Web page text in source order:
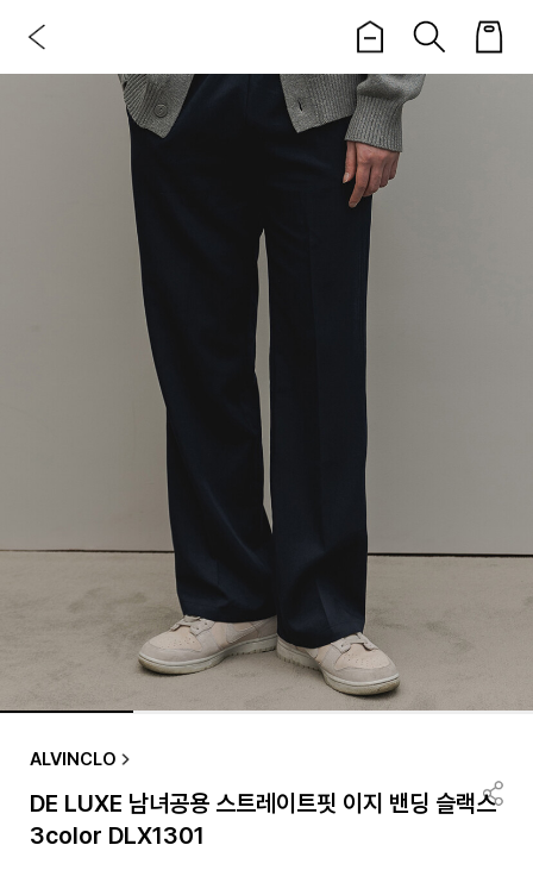
ALVINCLO
DE LUXE 남녀공용 스트레이트핏 이지 밴딩 슬랙스
3color DLX1301